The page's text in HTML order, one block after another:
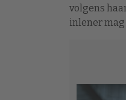
volgens
inlener mag